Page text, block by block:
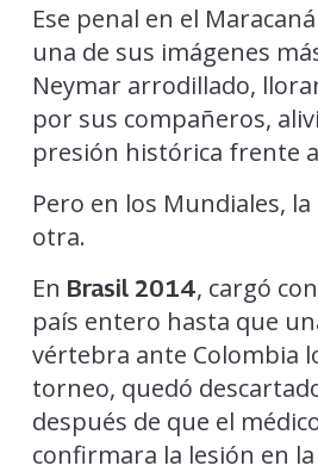
Ese penal en el
una de sus imágenes
Neymar arrodillado,
por sus compañeros,
presión histórica frente
Pero en los Mundiales,
otra.
En Brasil 2014, cargó
país entero hasta que
vértebra ante Colombia
torneo, quedó
después de que el
confirmara la lesión en